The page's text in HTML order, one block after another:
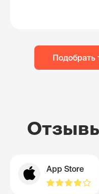
Подобрать
App Store